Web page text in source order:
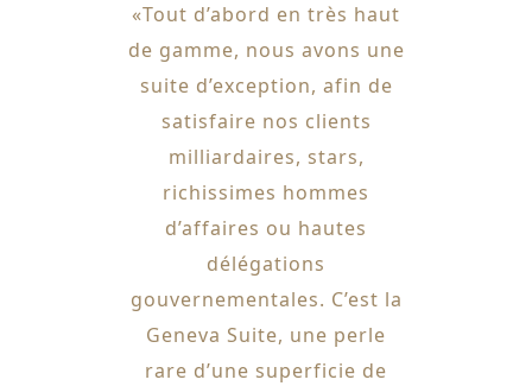
«Tout d’abord en très haut
de gamme, nous avons une
suite d’exception, afin de
satisfaire nos clients
milliardaires, stars,
richissimes hommes
d’affaires ou hautes
délégations
gouvernementales. C’est la
Geneva Suite, une perle
rare d’une superficie de